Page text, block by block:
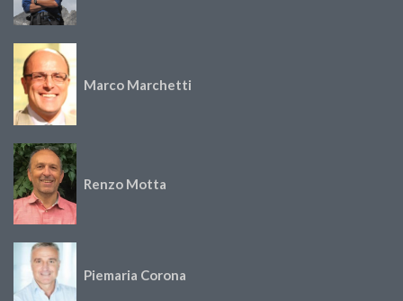
Marco Marchetti
Renzo Motta
Piemaria Corona